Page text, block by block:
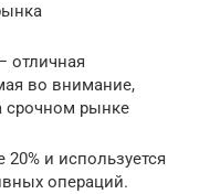
отличная
во внимание,
срочном рынке
и используется
операций.